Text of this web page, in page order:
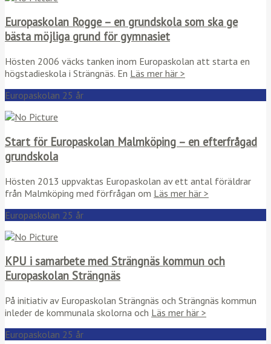
Europaskolan Rogge – en grundskola som ska ge
bästa möjliga grund för gymnasiet
Hösten 2006 väcks tanken inom Europaskolan att starta en
högstadieskola i Strängnäs. En Läs mer här >
Europaskolan 25 år
Start för Europaskolan Malmköping – en efterfrågad
grundskola
Hösten 2013 uppvaktas Europaskolan av ett antal föräldrar
från Malmköping med förfrågan om Läs mer här >
Europaskolan 25 år
KPU i samarbete med Strängnäs kommun och
Europaskolan Strängnäs
På initiativ av Europaskolan Strängnäs och Strängnäs kommun
inleder de kommunala skolorna och Läs mer här >
Europaskolan 25 år